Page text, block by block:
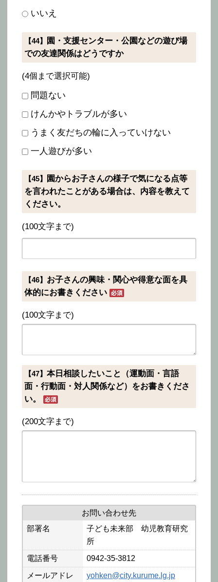
いいえ
【44】
園・支援センター・公園などの遊び場
での友達関係はどうですか
(4個まで選択可能)
問題ない
けんかやトラブルが多い
うまく友だちの輪に入っていけない
一人遊びが多い
【45】
園からお子さんの様子で気になる点等
を言われたことがある場合は、内容を教えて
ください。
(100文字まで)
【46】 お子さんの興味・関心や得意な面を具
体的にお書きください
(100文字まで)
【47】 本日相談したいこと（運動面・言語
面・行動面・対人関係など）をお書きくださ
い。
(200文字まで)
お問い合わせ先
部署名
子ども未来部 幼児教育研究
所
電話番号 0942-35-3812
メールアドレ yohken@city.kurume.lg.jp